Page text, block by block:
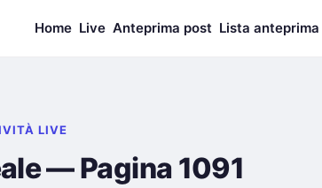
Home Live Anteprima post Lista anteprima
LIVE
— Pagina 1091